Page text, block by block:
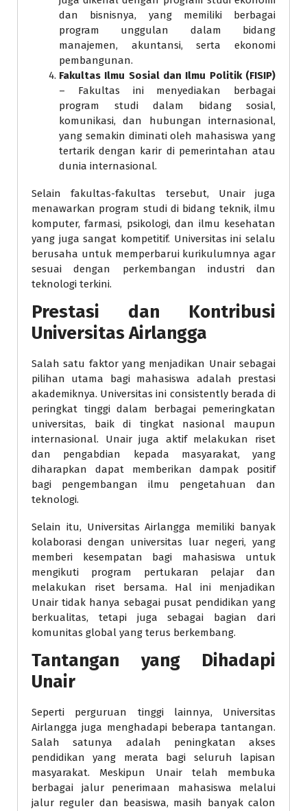
dan bisnisnya, yang memiliki berbagai
program unggulan dalam bidang
manajemen, akuntansi, serta ekonomi
pembangunan.
Fakultas Ilmu Sosial dan Ilmu Politik (FISIP)
– Fakultas ini menyediakan berbagai
program studi dalam bidang sosial,
komunikasi, dan hubungan internasional,
yang semakin diminati oleh mahasiswa yang
tertarik dengan karir di pemerintahan atau
dunia internasional.
Selain fakultas-fakultas tersebut, Unair juga
menawarkan program studi di bidang teknik, ilmu
komputer, farmasi, psikologi, dan ilmu kesehatan
yang juga sangat kompetitif. Universitas ini selalu
berusaha untuk memperbarui kurikulumnya agar
sesuai dengan perkembangan industri dan
teknologi terkini.
Prestasi dan Kontribusi
Universitas Airlangga
Salah satu faktor yang menjadikan Unair sebagai
pilihan utama bagi mahasiswa adalah prestasi
akademiknya. Universitas ini consistently berada di
peringkat tinggi dalam berbagai pemeringkatan
universitas, baik di tingkat nasional maupun
internasional. Unair juga aktif melakukan riset
dan pengabdian kepada masyarakat, yang
diharapkan dapat memberikan dampak positif
bagi pengembangan ilmu pengetahuan dan
teknologi.
Selain itu, Universitas Airlangga memiliki banyak
kolaborasi dengan universitas luar negeri, yang
memberi kesempatan bagi mahasiswa untuk
mengikuti program pertukaran pelajar dan
melakukan riset bersama. Hal ini menjadikan
Unair tidak hanya sebagai pusat pendidikan yang
berkualitas, tetapi juga sebagai bagian dari
komunitas global yang terus berkembang.
Tantangan yang Dihadapi
Unair
Seperti perguruan tinggi lainnya, Universitas
Airlangga juga menghadapi beberapa tantangan.
Salah satunya adalah peningkatan akses
pendidikan yang merata bagi seluruh lapisan
masyarakat. Meskipun Unair telah membuka
berbagai jalur penerimaan mahasiswa melalui
jalur reguler dan beasiswa, masih banyak calon